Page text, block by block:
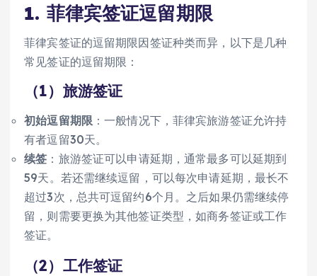
1. 菲律宾签证逗留期限
菲律宾签证的逗留期限因签证种类而异，以下是几种
常见签证的逗留期限：
（1）旅游签证
初始逗留期限：一般情况下，菲律宾旅游签证允许持
有者逗留30天。
续签 ：旅游签证可以申请延期，通常最多可以延期到
59天。若还需继续逗留，可以每次申请延期，最长不
超过3次，总共可逗留约6个月。之后如果仍需继续停
留，则需要更换为其他签证类型，如商务签证或工作
签证。
（2）工作签证